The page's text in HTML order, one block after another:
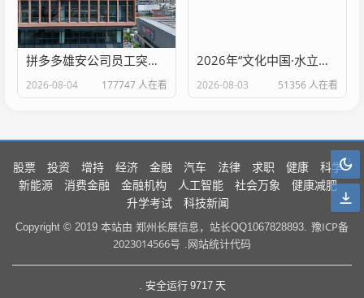
拼多多雄安公司员工突破3000人，深度赋能新区数字经济高质量发展
2026-08-04 177747 人在看
2026年“文化中国·水立方杯”中文歌曲大赛总决赛落幕
2026-08-03 51356 人在看
股票 投资 增持 经济 金融 汽车 法律 求职 健康
科学
新能源
消费金融 金融机构 人工智能 社会万象
健康减肥
升学考试
科技新闻
Copyright © 2019 本站由 郑州长展信息，站长QQ1067828893. 豫ICP备
2023014566号
.网站统计代码
. 安全运行 9717 天